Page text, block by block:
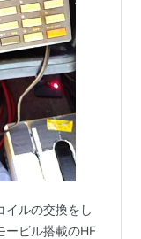
イルの交換をし
ービル搭載のHF